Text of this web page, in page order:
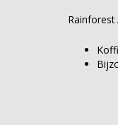
Rainforest